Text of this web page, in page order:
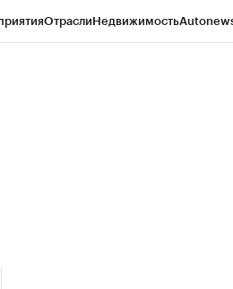
ОтраслиНедвижимость